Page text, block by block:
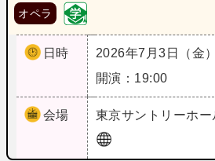
オペラ
日時
2026年7月3日（金）
開演：19:00
会場 東京サントリーホ